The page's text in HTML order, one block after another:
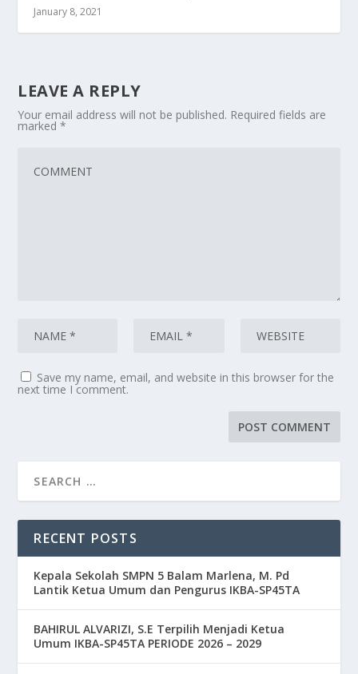
January 8, 2021
LEAVE A REPLY
Your email address will not be published. Required fields are
marked*
Save my name, email, and website in this browser for the
next time I comment.
RECENT POSTS
Kepala Sekolah SMPN 5 Balam Marlena, M. Pd
Lantik Ketua Umum dan Pengurus IKBA-SP45TA
BAHIRUL ALVARIZI, S.E Terpilih Menjadi Ketua
Umum IKBA-SP45TA PERIODE 2026 – 2029